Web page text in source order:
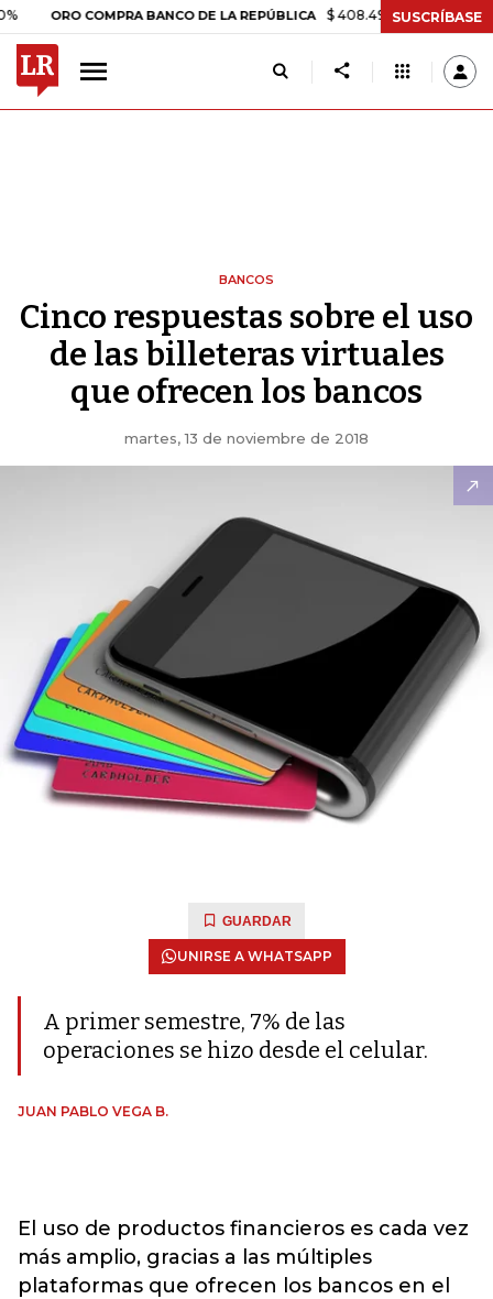
ORO COMPRA BANCO DE LA REPÚBLICA $ 408.498,97 +$ 8.753,81
SUSCRÍBASE
BANCOS
Cinco respuestas sobre el uso
de las billeteras virtuales
que ofrecen los bancos
martes, 13 de noviembre de 2018
GUARDAR
UNIRSE A WHATSAPP
A primer semestre, 7% de las
operaciones se hizo desde el celular.
JUAN PABLO VEGA B.
El uso de productos financieros es cada vez
más amplio, gracias a las múltiples
plataformas que ofrecen los bancos en el